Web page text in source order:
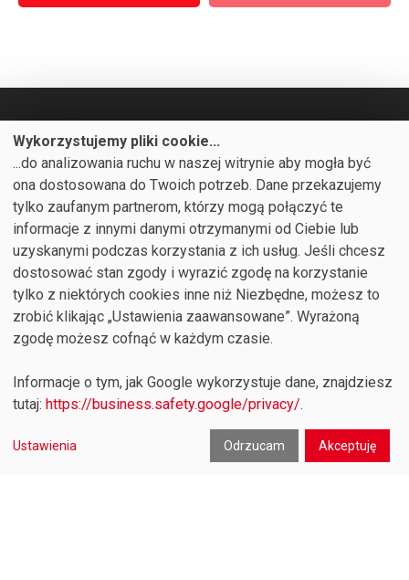
PRODUKTY 
NASZA FIRMA
TWOJE KONTO
INFORMACJA O SKLEPIE 
© 2026 - Hortus Adam Bubik, Myśliwska 25 44-100
Gliwice NIP: 631-101-50-18 Regon: 272421914
0
Wykorzystujemy pliki cookie...
...do analizowania ruchu w naszej witrynie aby mogła być
ona dostosowana do Twoich potrzeb. Dane przekazujemy
tylko zaufanym partnerom, którzy mogą połączyć te
informacje z innymi danymi otrzymanymi od Ciebie lub
uzyskanymi podczas korzystania z ich usług. Jeśli chcesz
dostosować stan zgody i wyrazić zgodę na korzystanie
tylko z niektórych cookies inne niż Niezbędne, możesz to
zrobić klikając „Ustawienia zaawansowane”. Wyrażoną
zgodę możesz cofnąć w każdym czasie.
Informacje o tym, jak Google wykorzystuje dane, znajdziesz
tutaj: https://business.safety.google/privacy/.
Ustawienia Odrzucam Akceptuję